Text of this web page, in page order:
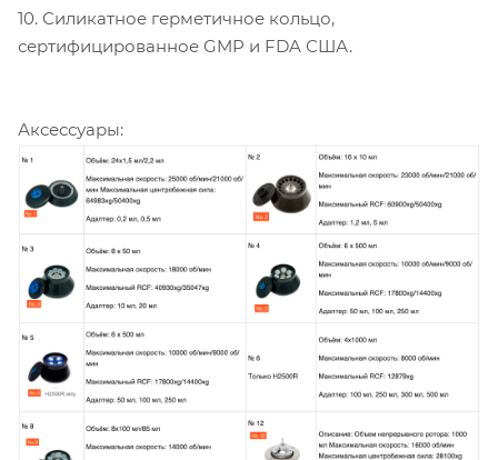
10. Силикатное герметичное кольцо,
сертифицированное GMP и FDA США.
Аксессуары: